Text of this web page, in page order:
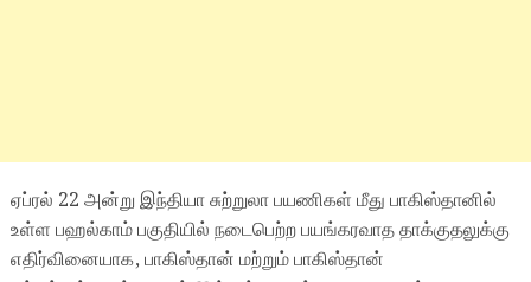
ஏப்ரல் 22 அன்று இந்தியா சுற்றுலா பயணிகள் மீது பாகிஸ்தானில்
உள்ள பஹல்காம் பகுதியில் நடைபெற்ற பயங்கரவாத தாக்குதலுக்கு
எதிர்வினையாக, பாகிஸ்தான் மற்றும் பாகிஸ்தான்